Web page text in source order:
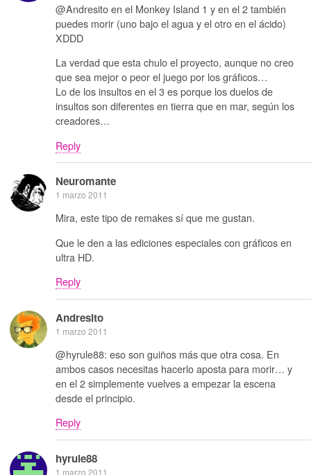
@Andresito en el Monkey Island 1 y en el 2 también
puedes morir (uno bajo el agua y el otro en el ácido)
XDDD
La verdad que esta chulo el proyecto, aunque no creo
que sea mejor o peor el juego por los gráficos…
Lo de los insultos en el 3 es porque los duelos de
insultos son diferentes en tierra que en mar, según los
creadores…
Reply
Neuromante
1 marzo 2011
Mira, este tipo de remakes sí que me gustan.
Que le den a las ediciones especiales con gráficos en
ultra HD.
Reply
Andresito
1 marzo 2011
@hyrule88: eso son guiños más que otra cosa. En
ambos casos necesitas hacerlo aposta para morir… y
en el 2 simplemente vuelves a empezar la escena
desde el principio.
Reply
hyrule88
1 marzo 2011